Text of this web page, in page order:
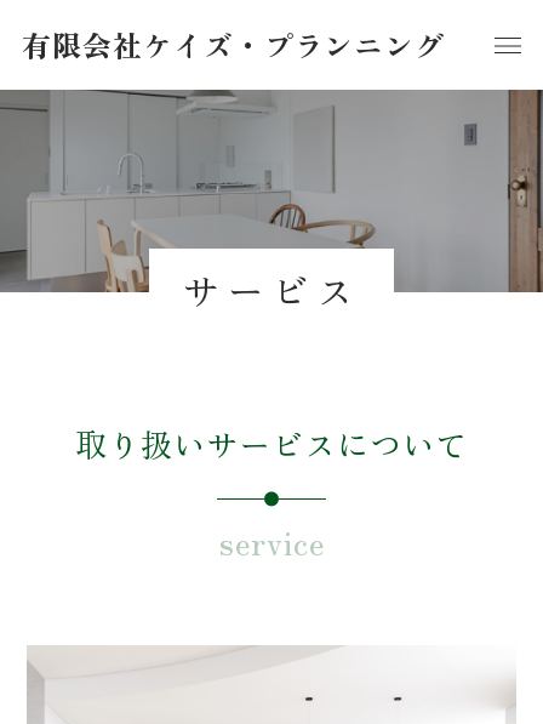
有限会社ケイズ・プランニング
※日曜日、祝日休み
サービス
取り扱いサービスについて
service